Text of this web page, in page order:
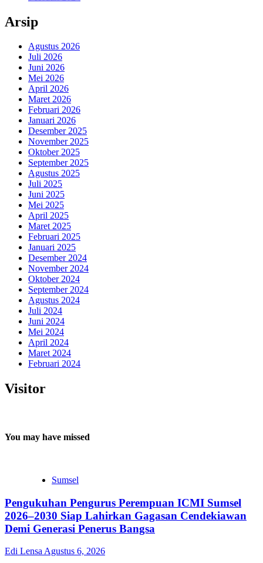
Arsip
Agustus 2026
Juli 2026
Juni 2026
Mei 2026
April 2026
Maret 2026
Februari 2026
Januari 2026
Desember 2025
November 2025
Oktober 2025
September 2025
Agustus 2025
Juli 2025
Juni 2025
Mei 2025
April 2025
Maret 2025
Februari 2025
Januari 2025
Desember 2024
November 2024
Oktober 2024
September 2024
Agustus 2024
Juli 2024
Juni 2024
Mei 2024
April 2024
Maret 2024
Februari 2024
Visitor
You may have missed
Sumsel
Pengukuhan Pengurus Perempuan ICMI Sumsel
2026–2030 Siap Lahirkan Gagasan Cendekiawan
Demi Generasi Penerus Bangsa
Edi Lensa Agustus 6, 2026